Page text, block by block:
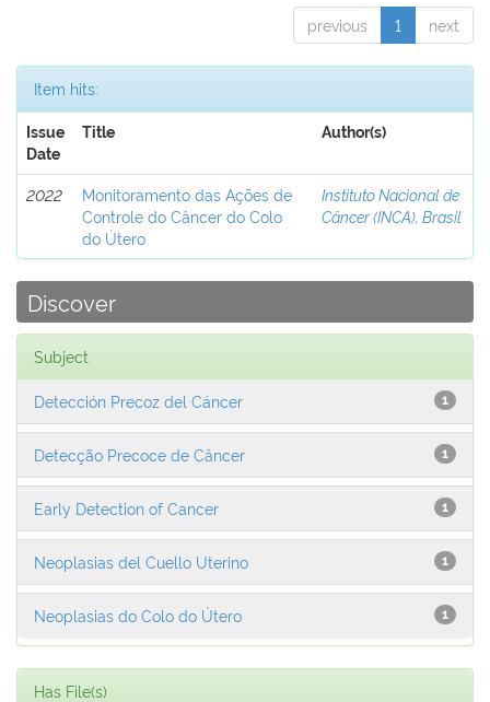
previous 1 next
Item hits:
Issue
Date
Title Author(s)
2022
Monitoramento das Ações de
Controle do Câncer do Colo
do Útero
Instituto Nacional de
Câncer (INCA), Brasil
Discover
Subject
1
Detección Precoz del Cáncer
1
Detecção Precoce de Câncer
1
Early Detection of Cancer
1
Neoplasias del Cuello Uterino
1
Neoplasias do Colo do Útero
Has File(s)